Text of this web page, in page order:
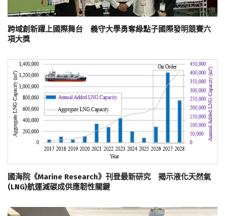
跨域創新躍上國際舞台 義守大學勇奪綠點子國際發明競賽六
項大獎
國海院《Marine Research》刊登最新研究 揭示液化天然氣
(LNG)航運減碳成供應韌性關鍵